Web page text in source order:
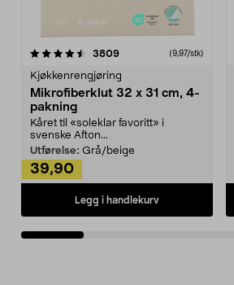
3809anmeldelser(9,97/stk)
Kjøkkenrengjøring
Mikrofiberklut 32 x 31 cm, 4-
pakning
Kåret til «soleklar favoritt» i
svenske Afton...
Utførelse: Grå/beige
39,90
Legg i handlekurv
4.5av 5 stjerner